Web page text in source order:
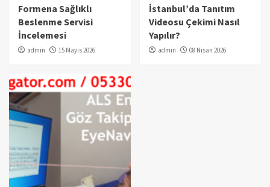
Formena Sağlıklı
Beslenme Servisi
İncelemesi
admin 15 Mayıs 2026
İstanbul’da Tanıtım
Videosu Çekimi Nasıl
Yapılır?
admin 08 Nisan 2026